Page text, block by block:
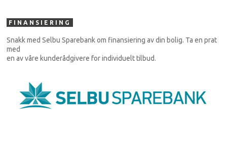
FINANSIERING
Snakk med Selbu Sparebank om finansiering av din bolig. Ta en prat
med
en av våre kunderådgivere for individuelt tilbud.